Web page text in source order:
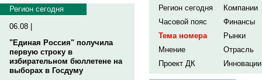
Регион сегодня
06.08 |
"Единая Россия" получила
первую строку в
избирательном бюллетене на
выборах в Госдуму
Регион сегодня
Компании
Часовой пояс
Финансы
Тема номера
Рынки
Мнение
Отрасль
Проект ДК
Инновации